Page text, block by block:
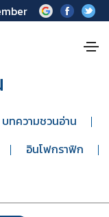
บทความชวนอ่าน
อินโฟกราฟิก